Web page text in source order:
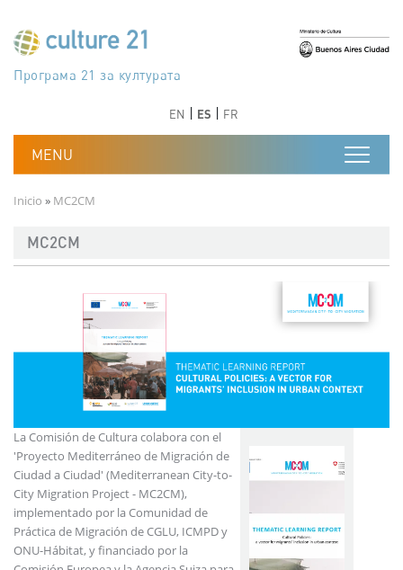
جدول أعمال القرن 21 للثقافة
Програма 21 за културата
Agenda 21 de la cultura
Agjenda 21 për kulturë
Agenda 21 van cultuur
Agenda 21 for culture
Kulturaren Agenda 21
Agenda 21 de la culture
Axenda 21 da cultura
Agenda 21 für Kultur
Agenda 21 della cultura
文化のためのアジェンダ21
دستورکار 21 برای فرهنگ
Agenda 21 dla kultury
Agenda 21 da cultura
Повестка дня 21 для культуры
Agenda 21 za kulturu
Agenda 21 de la cultura
Agenda 21 för kulturen
Kültür için Gündem 21
Порядок денний 21 для культури
EN ES FR
Ruta de navegación
Inicio MC2CM
MC2CM
La Comisión de Cultura colabora con el
'Proyecto Mediterráneo de Migración de
Ciudad a Ciudad' (Mediterranean City-to-
City Migration Project - MC2CM),
implementado por la Comunidad de
Práctica de Migración de CGLU, ICMPD y
ONU-Hábitat, y financiado por la